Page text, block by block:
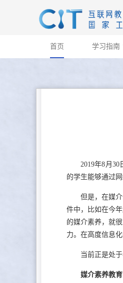
首页 学习指南
2019年8月
的学生能够通过
但是，在媒
件中，比如在今
的媒介素养，就
力。在高度信息
当前正是处
媒介素养教